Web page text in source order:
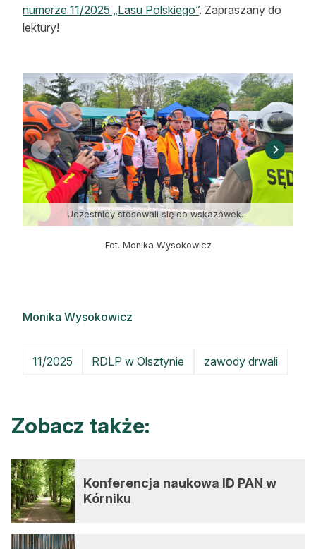
numerze 11/2025 „Lasu Polskiego”. Zapraszany do
lektury!
Uczestnicy stosowali się do wskazówek…
Fot. Monika Wysokowicz
Monika Wysokowicz
11/2025 RDLP w Olsztynie zawody drwali
Zobacz także:
Konferencja naukowa ID PAN w
Kórniku